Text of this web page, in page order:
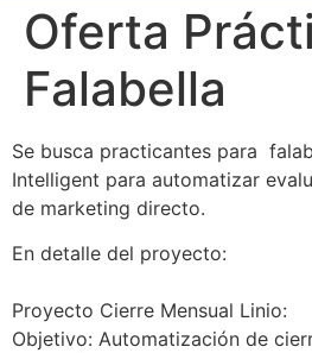
Oferta
Falabella
Se busca practicantes para
Intelligent para automatizar
de marketing directo.
En detalle del proyecto:
Proyecto Cierre Mensual Linio:
Objetivo: Automatización de